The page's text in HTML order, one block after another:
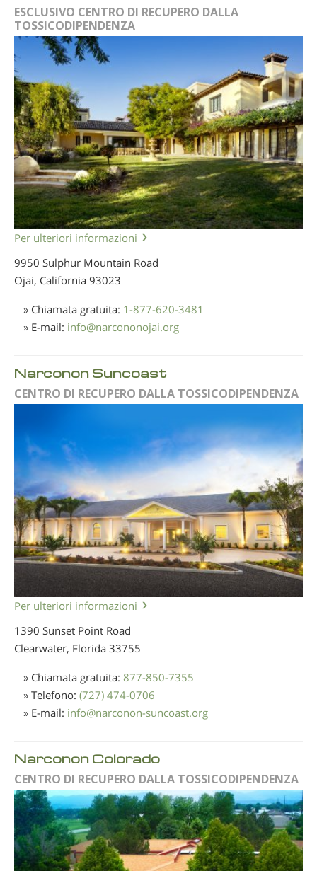
ESCLUSIVO CENTRO DI RECUPERO DALLA
TOSSICODIPENDENZA
Per ulteriori informazioni
9950 Sulphur Mountain Road
Ojai, California 93023
» Chiamata gratuita: 1-877-620-3481
» E-mail: info@narcononojai.org
Narconon Suncoast
CENTRO DI RECUPERO DALLA TOSSICODIPENDENZA
Per ulteriori informazioni
1390 Sunset Point Road
Clearwater, Florida 33755
» Chiamata gratuita: 877-850-7355
» Telefono: (727) 474-0706
» E-mail: info@narconon-suncoast.org
Narconon Colorado
CENTRO DI RECUPERO DALLA TOSSICODIPENDENZA